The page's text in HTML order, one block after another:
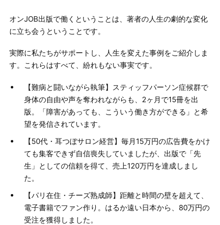
オンJOB出版で働くということは、著者の人生の劇的な変化
に立ち会うということです。
実際に私たちがサポートし、人生を変えた事例をご紹介しま
す。これらはすべて、紛れもない事実です。
【難病と闘いながら執筆】スティッフパーソン症候群で
身体の自由や声を奪われながらも、2ヶ月で15冊を出
版。「障害があっても、こういう働き方ができる」と希
望を発信されています。
【50代・耳つぼサロン経営】毎月15万円の広告費をかけ
ても集客できず自信喪失していましたが、出版で「先
生」としての信頼を得て、売上120万円を達成しまし
た。
【パリ在住・チーズ熟成師】距離と時間の壁を超えて、
電子書籍でファン作り。はるか遠い日本から、80万円の
受注を獲得しました。